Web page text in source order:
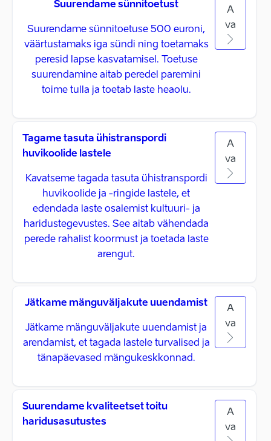
Suurendame sünnitoetust
Suurendame sünnitoetuse 500 euroni,
väärtustamaks iga sündi ning toetamaks
peresid lapse kasvatamisel. Toetuse
suurendamine aitab peredel paremini
toime tulla ja toetab laste heaolu.
A
va
Tagame tasuta ühistranspordi
huvikoolide lastele
Kavatseme tagada tasuta ühistranspordi
huvikoolide ja -ringide lastele, et
edendada laste osalemist kultuuri- ja
haridustegevustes. See aitab vähendada
perede rahalist koormust ja toetada laste
arengut.
A
va
Jätkame mänguväljakute uuendamist
Jätkame mänguväljakute uuendamist ja
arendamist, et tagada lastele turvalised ja
tänapäevased mängukeskkonnad.
A
va
Suurendame kvaliteetset toitu
haridusasutustes
A
va